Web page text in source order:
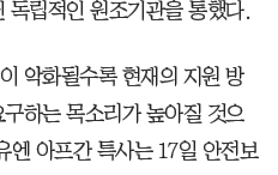
독립적인 원조기관을 통했다.
악화될수록 현재의 지원 방
하는 목소리가 높아질 것으
엔 아프간 특사는 17일 안전보